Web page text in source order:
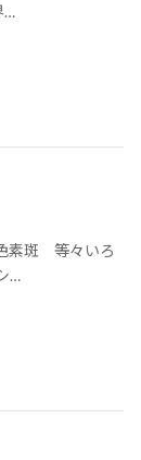
…
素斑 等々いろ
…